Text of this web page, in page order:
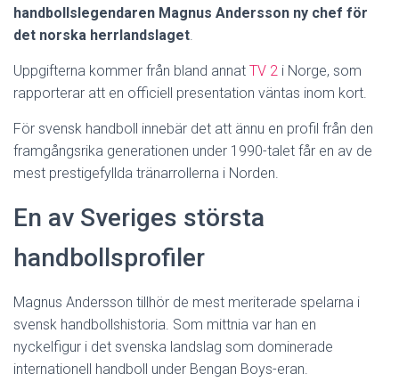
handbollslegendaren Magnus Andersson ny chef för
det norska herrlandslaget.
Uppgifterna kommer från bland annat TV 2 i Norge, som
rapporterar att en officiell presentation väntas inom kort.
För svensk handboll innebär det att ännu en profil från den
framgångsrika generationen under 1990-talet får en av de
mest prestigefyllda tränarrollerna i Norden.
En av Sveriges största
handbollsprofiler
Magnus Andersson tillhör de mest meriterade spelarna i
svensk handbollshistoria. Som mittnia var han en
nyckelfigur i det svenska landslag som dominerade
internationell handboll under Bengan Boys-eran.